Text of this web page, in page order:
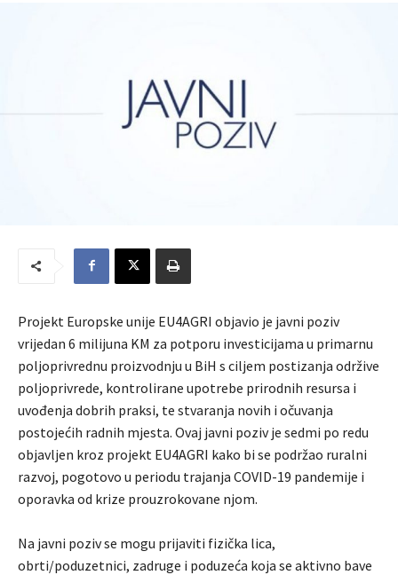
Projekt Europske unije EU4AGRI objavio je javni poziv
vrijedan 6 milijuna KM za potporu investicijama u primarnu
poljoprivrednu proizvodnju u BiH s ciljem postizanja održive
poljoprivrede, kontrolirane upotrebe prirodnih resursa i
uvođenja dobrih praksi, te stvaranja novih i očuvanja
postojećih radnih mjesta. Ovaj javni poziv je sedmi po redu
objavljen kroz projekt EU4AGRI kako bi se podržao ruralni
razvoj, pogotovo u periodu trajanja COVID-19 pandemije i
oporavka od krize prouzrokovane njom.
Na javni poziv se mogu prijaviti fizička lica,
obrti/poduzetnici, zadruge i poduzeća koja se aktivno bave